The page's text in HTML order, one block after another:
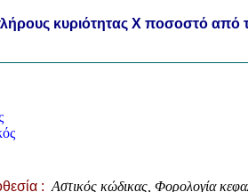
κυριότητας Χ ποσοστό από
: Αστικός κώδικας, Φορολογία